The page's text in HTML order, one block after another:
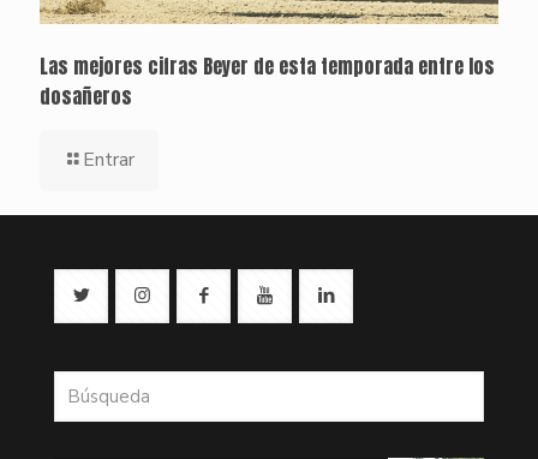
Las mejores cifras Beyer de esta temporada entre los
dosañeros
Entrar